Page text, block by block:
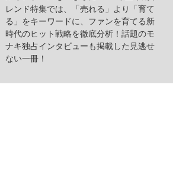
レンド特集では、「売れる」より「育て
る」をキーワードに、ファンを育てる新
時代のヒット戦略を徹底分析！話題のモ
ナキ独占インタビューも掲載した見逃せ
ない一冊！